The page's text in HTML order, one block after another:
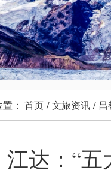
： 首页 /文旅资讯 / 昌
江达：“五